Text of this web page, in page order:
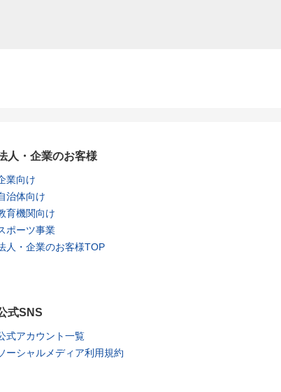
人・企業のお客様
業向け
治体向け
育機関向け
ポーツ事業
人・企業のお客様TOP
式SNS
式アカウント一覧
ーシャルメディア利用規約